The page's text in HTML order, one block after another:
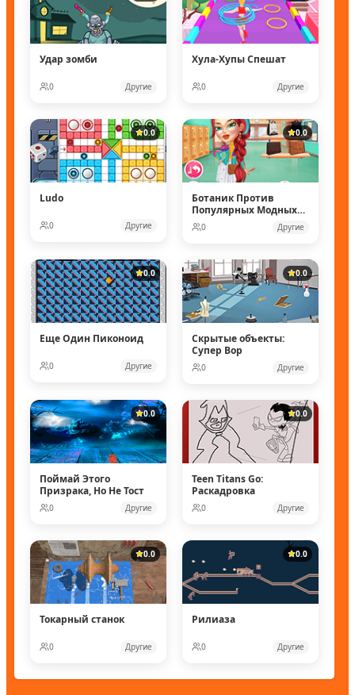
Удар зомби
0 Другие
Хула-Хупы Спешат
0 Другие
0.0
Ludo
0 Другие
0.0
Ботаник Против
Популярных Модных
Кукол
0 Другие
0.0
Еще Один Пиконоид
0 Другие
0.0
Скрытые объекты:
Супер Вор
0 Другие
0.0
Поймай Этого
Призрака, Но Не Тост
0 Другие
0.0
Teen Titans Go:
Раскадровка
0 Другие
0.0
Токарный станок
0 Другие
0.0
Рилиаза
0 Другие